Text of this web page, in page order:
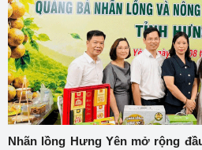
Nhãn lồng Hưng Yên mở rộng